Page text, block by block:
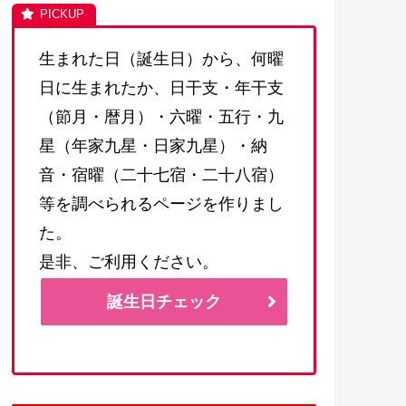
生まれた日（誕生日）から、何曜
日に生まれたか、日干支・年干支
（節月・暦月）・六曜・五行・九
星（年家九星・日家九星）・納
音・宿曜（二十七宿・二十八宿）
等を調べられるページを作りまし
た。
是非、ご利用ください。
誕生日チェック